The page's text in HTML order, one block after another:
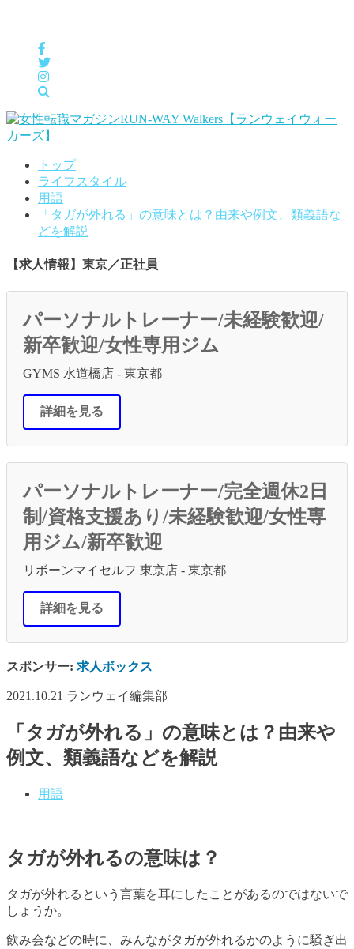
トップ
ライフスタイル
用語
「タガが外れる」の意味とは？由来や例文、類義語な
どを解説
【求人情報】東京／正社員
パーソナルトレーナー/未経験歓迎/
新卒歓迎/女性専用ジム
GYMS 水道橋店 - 東京都
詳細を見る
パーソナルトレーナー/完全週休2日
制/資格支援あり/未経験歓迎/女性専
用ジム/新卒歓迎
リボーンマイセルフ 東京店 - 東京都
詳細を見る
スポンサー: 求人ボックス
2021.10.21 ランウェイ編集部
「タガが外れる」の意味とは？由来や
例文、類義語などを解説
用語
タガが外れるの意味は？
タガが外れるという言葉を耳にしたことがあるのではないで
しょうか。
飲み会などの時に、みんながタガが外れるかのように騒ぎ出